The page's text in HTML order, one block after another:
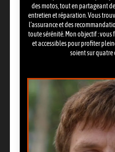
des motos, tout en partageant
entretien et réparation. Vous
l’assurance et des
toute sérénité. Mon objectif :
et accessibles pour profiter
soient sur quatre